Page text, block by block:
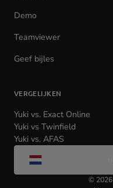
Demo
Teamviewer
Geef bijles
VERGELIJKEN
Yuki vs. Exact Online
Yuki vs Twinfield
Yuki vs. AFAS
© 2026